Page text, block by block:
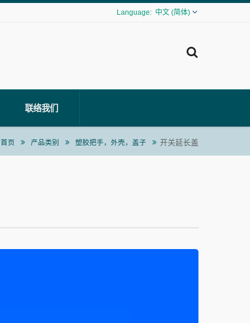
中文 (简体)
联络我们
首页 产品类别 塑胶把手，外壳，盖子 开关延长盖